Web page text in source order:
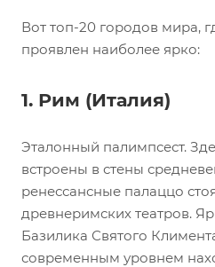
Вот топ-20 городов мира,
проявлен наиболее ярко:
1. Рим (Италия)
Эталонный палимпсест.
встроены в стены
ренессансные палаццо
древнеримских театров.
Базилика Святого
современным уровнем